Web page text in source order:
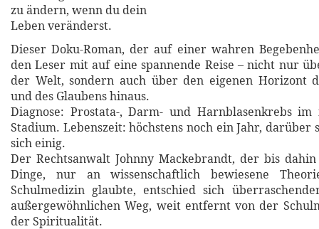
zu ändern, wenn du dein
Leben veränderst.
Dieser Doku-Roman, der auf einer wahren
den Leser mit auf eine spannende Reise – nicht nur
der Welt, sondern auch über den eigenen Horizont
und des Glaubens hinaus.
Diagnose: Prostata-, Darm- und Harnblasenkrebs im
Stadium. Lebenszeit: höchstens noch ein Jahr, darüber
sich einig.
Der Rechtsanwalt Johnny Mackebrandt, der bis
Dinge, nur an wissenschaftlich bewiesene
Schulmedizin glaubte, entschied sich
außergewöhnlichen Weg, weit entfernt von der
der Spiritualität.